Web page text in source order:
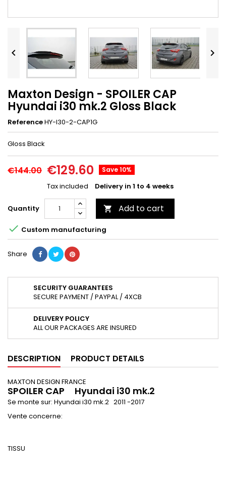
 
Maxton Design - SPOILER CAP
Hyundai i30 mk.2 Gloss Black
ReferenceHY-I30-2-CAP1G
Gloss Black
€144.00 €129.60 Save 10%
Tax included Delivery in 1 to 4 weeks
Quantity  Add to cart
 Custom manufacturing
Share
SECURITY GUARANTEES
SECURE PAYMENT / PAYPAL / 4XCB
DELIVERY POLICY
ALL OUR PACKAGES ARE INSURED
DESCRIPTION PRODUCT DETAILS
MAXTON DESIGN FRANCE
SPOILER CAP Hyundai i30 mk.2
Se monte sur: Hyundai i30 mk.2 2011 -2017
Vente concerne:
TISSU